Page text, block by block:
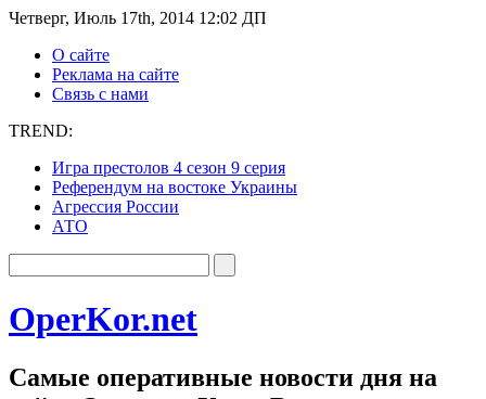
Четверг, Июль 17th, 2014 12:02 ДП
О сайте
Реклама на сайте
Связь с нами
TREND:
Игра престолов 4 сезон 9 серия
Референдум на востоке Украины
Агрессия России
АТО
OperKor.net
Самые оперативные новости дня на